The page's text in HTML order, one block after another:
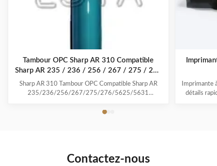
Tambour OPC Sharp AR 310 Compatible
Sharp AR 235 / 236 / 256 / 267 / 275 / 276
/ 5625 / 5631
Sharp AR 310 Tambour OPC Compatible Sharp AR
235/236/256/267/275/276/5625/5631
usine.pdf Modèle compatible :Tambour OPC AR-310
Imprimante
détails
Contactez-nous